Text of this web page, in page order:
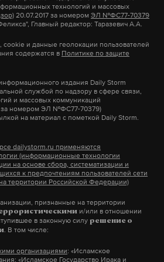
страны, а также гости из
фотоателье,
была посвящена работе
театров XX века.
актерами, а гости
включались в
частью действия.
и мастер-классов
разгадывать шифры.
примерить костюмы ушедших
технологий и массовых
20.07.2017 за номером ЭЛ №ФС77-70379
Главный редактор: Таразевич А.А.
cookie и данные геолокации пользователей
содержатся в Политике по защите
издания Daily Storm
службой по надзору в сфере связи,
и массовых коммуникаций
за номером ЭЛ №ФС77-70379)
на материал с пометкой Daily Storm.
dailystorm.ru применяются
(информационные технологии
на основе сбора, систематизации и
к предпочтениям пользователей сети
территории Российской Федерации)
признанные на территории
и/или в отношении
в законную силу решение о
. В том числе:
организациями: «Исламское
«Исламское Государство Ирака и